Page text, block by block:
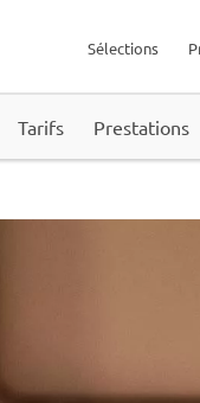
Sélections
Tarifs Prestations